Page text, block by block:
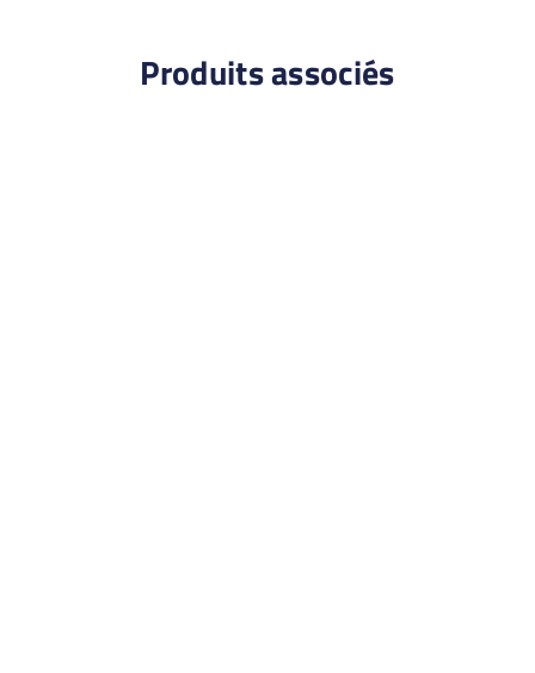
Produits associés